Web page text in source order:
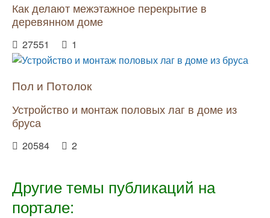
Как делают межэтажное перекрытие в
деревянном доме
27551 1
Пол и Потолок
Устройство и монтаж половых лаг в доме из
бруса
20584 2
Другие темы публикаций на
портале: